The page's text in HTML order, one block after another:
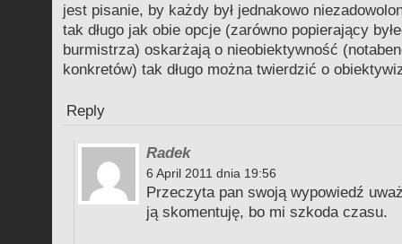
jest pisanie, by każdy był jednakowo
tak długo jak obie opcje (zarówno popierający
burmistrza) oskarżają o nieobiektywność
konkretów) tak długo można twierdzić o
Reply
Radek
6 April 2011 dnia 19:56
Przeczyta pan swoją wypowiedź
ją skomentuję, bo mi szkoda czasu.